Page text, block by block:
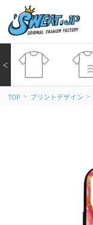
＜
TOP > プリントデザイン >